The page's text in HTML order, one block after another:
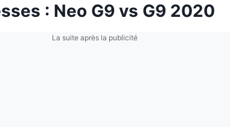
: Neo G9 vs G9 2020
La suite après la publicité